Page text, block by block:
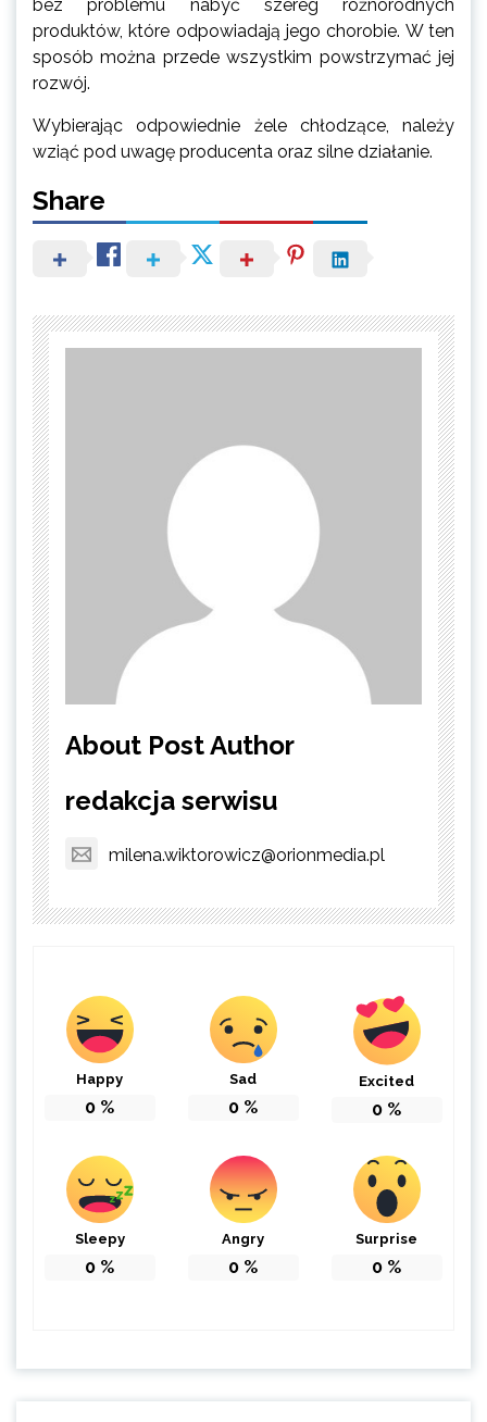
bez problemu nabyć szereg różnorodnych
produktów, które odpowiadają jego chorobie. W ten
sposób można przede wszystkim powstrzymać jej
rozwój.
Wybierając odpowiednie żele chłodzące, należy
wziąć pod uwagę producenta oraz silne działanie.
Share
About Post Author
redakcja serwisu
milena.wiktorowicz@orionmedia.pl
Happy
0 %
Sad
0 %
Excited
0 %
Sleepy
0 %
Angry
0 %
Surprise
0 %